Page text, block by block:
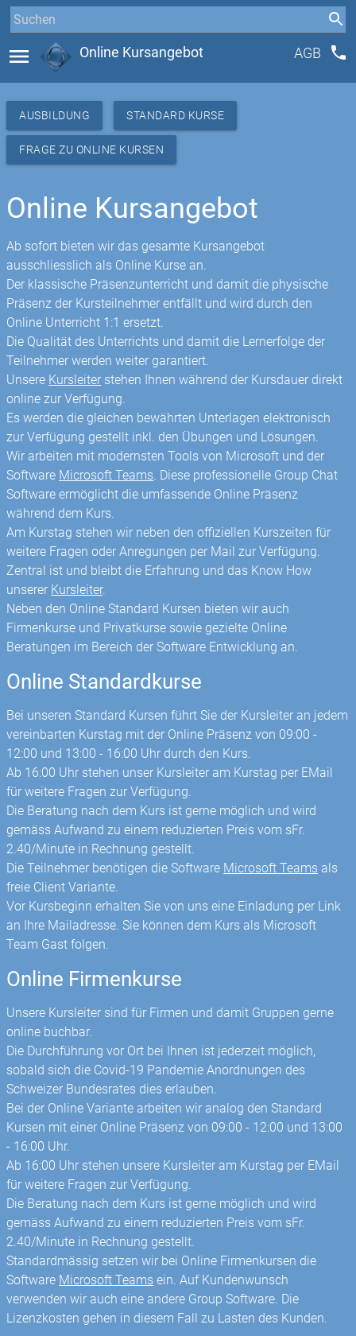
menu Online Kursangebot AGB phone
AUSBILDUNG STANDARD KURSE
FRAGE ZU ONLINE KURSEN
Online Kursangebot
Ab sofort bieten wir das gesamte Kursangebot
ausschliesslich als Online Kurse an.
Der klassische Präsenzunterricht und damit die physische
Präsenz der Kursteilnehmer entfällt und wird durch den
Online Unterricht 1:1 ersetzt.
Die Qualität des Unterrichts und damit die Lernerfolge der
Teilnehmer werden weiter garantiert.
Unsere Kursleiter stehen Ihnen während der Kursdauer direkt
online zur Verfügung.
Es werden die gleichen bewährten Unterlagen elektronisch
zur Verfügung gestellt inkl. den Übungen und Lösungen.
Wir arbeiten mit modernsten Tools von Microsoft und der
Software Microsoft Teams. Diese professionelle Group Chat
Software ermöglicht die umfassende Online Präsenz
während dem Kurs.
Am Kurstag stehen wir neben den offiziellen Kurszeiten für
weitere Fragen oder Anregungen per Mail zur Verfügung.
Zentral ist und bleibt die Erfahrung und das Know How
unserer Kursleiter.
Neben den Online Standard Kursen bieten wir auch
Firmenkurse und Privatkurse sowie gezielte Online
Beratungen im Bereich der Software Entwicklung an.
Online Standardkurse
Bei unseren Standard Kursen führt Sie der Kursleiter an jedem
vereinbarten Kurstag mit der Online Präsenz von 09:00 -
12:00 und 13:00 - 16:00 Uhr durch den Kurs.
Ab 16:00 Uhr stehen unser Kursleiter am Kurstag per EMail
für weitere Fragen zur Verfügung.
Die Beratung nach dem Kurs ist gerne möglich und wird
gemäss Aufwand zu einem reduzierten Preis vom sFr.
2.40/Minute in Rechnung gestellt.
Die Teilnehmer benötigen die Software Microsoft Teams als
freie Client Variante.
Vor Kursbeginn erhalten Sie von uns eine Einladung per Link
an Ihre Mailadresse. Sie können dem Kurs als Microsoft
Team Gast folgen.
Online Firmenkurse
Unsere Kursleiter sind für Firmen und damit Gruppen gerne
online buchbar.
Die Durchführung vor Ort bei Ihnen ist jederzeit möglich,
sobald sich die Covid-19 Pandemie Anordnungen des
Schweizer Bundesrates dies erlauben.
Bei der Online Variante arbeiten wir analog den Standard
Kursen mit einer Online Präsenz von 09:00 - 12:00 und 13:00
- 16:00 Uhr.
Ab 16:00 Uhr stehen unsere Kursleiter am Kurstag per EMail
für weitere Fragen zur Verfügung.
Die Beratung nach dem Kurs ist gerne möglich und wird
gemäss Aufwand zu einem reduzierten Preis vom sFr.
2.40/Minute in Rechnung gestellt.
Standardmässig setzen wir bei Online Firmenkursen die
Software Microsoft Teams ein. Auf Kundenwunsch
verwenden wir auch eine andere Group Software. Die
Lizenzkosten gehen in diesem Fall zu Lasten des Kunden.